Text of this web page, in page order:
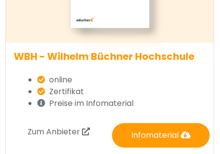
WBH - Wilhelm Büchner Hochschule
online
Zertifikat
Preise im Infomaterial
Zum Anbieter Infomaterial